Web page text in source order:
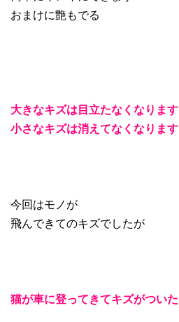
おまけに艶もでる
大きなキズは目立たなくなります
小さなキズは消えてなくなります
今回はモノが
飛んできてのキズでしたが
猫が車に登ってきてキズがついた